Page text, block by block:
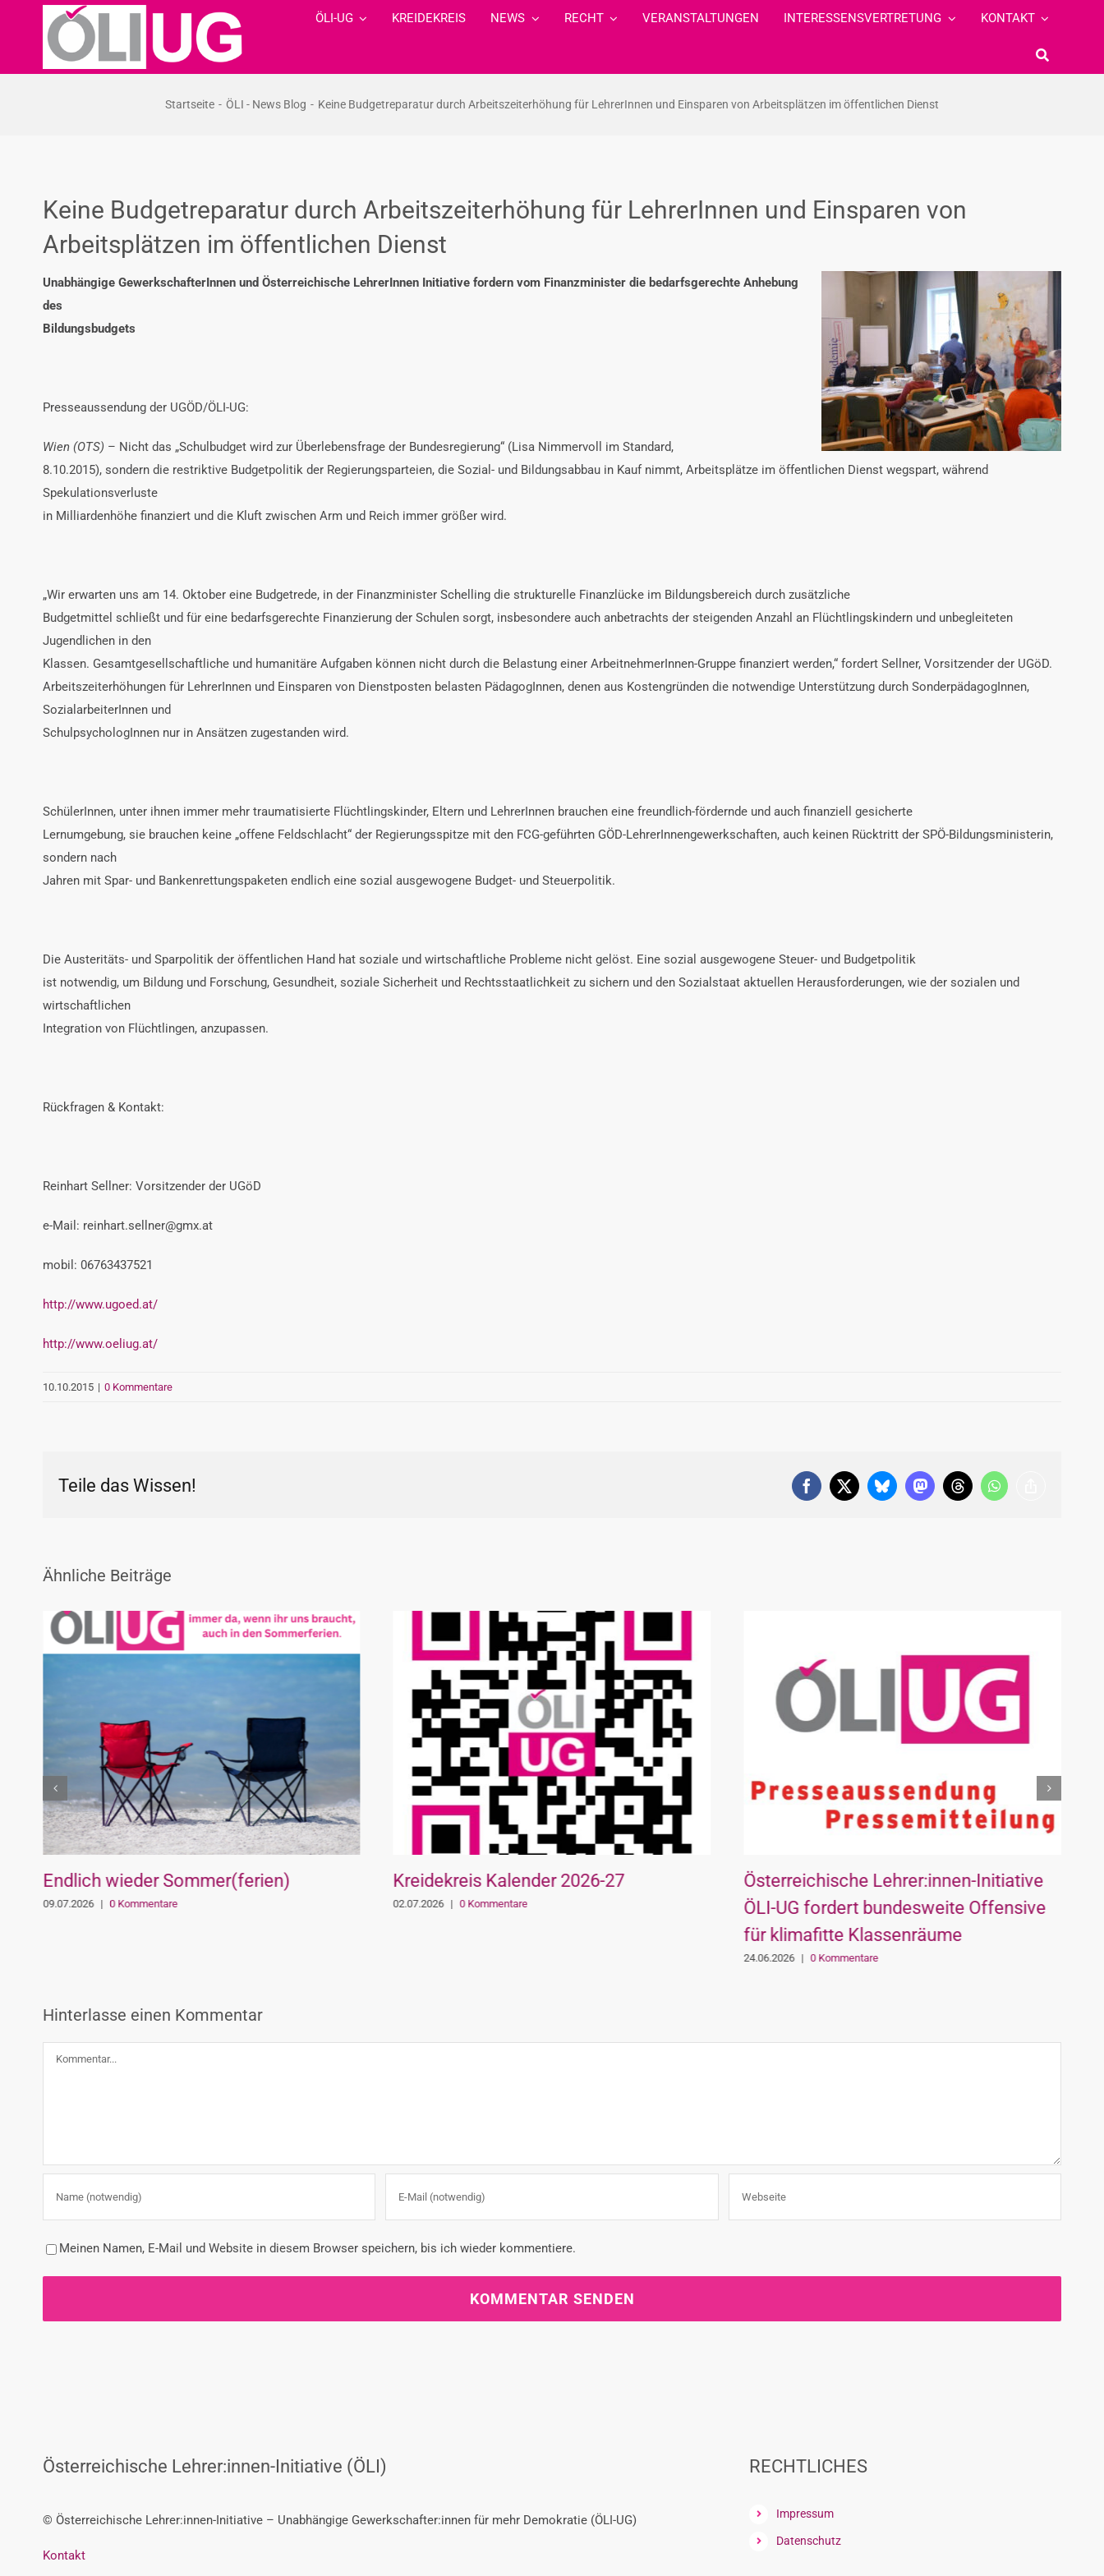
ÖLI-UG KREIDEKREIS NEWS RECHT VERANSTALTUNGEN INTERESSENSVERTRETUNG KONTAKT
Startseite ÖLI - News Blog Keine Budgetreparatur durch Arbeitszeiterhöhung für LehrerInnen und Einsparen von Arbeitsplätzen im öffentlichen Dienst
Keine Budgetreparatur durch Arbeitszeiterhöhung für LehrerInnen und Einsparen von
Arbeitsplätzen im öffentlichen Dienst
Unabhängige GewerkschafterInnen und Österreichische LehrerInnen Initiative fordern vom Finanzminister die bedarfsgerechte Anhebung
des
Bildungsbudgets
Presseaussendung der UGÖD/ÖLI-UG:
Wien (OTS) – Nicht das „Schulbudget wird zur Überlebensfrage der Bundesregierung“ (Lisa Nimmervoll im Standard,
8.10.2015), sondern die restriktive Budgetpolitik der Regierungsparteien, die Sozial- und Bildungsabbau in Kauf nimmt, Arbeitsplätze im öffentlichen Dienst wegspart, während
Spekulationsverluste
in Milliardenhöhe finanziert und die Kluft zwischen Arm und Reich immer größer wird.
„Wir erwarten uns am 14. Oktober eine Budgetrede, in der Finanzminister Schelling die strukturelle Finanzlücke im Bildungsbereich durch zusätzliche
Budgetmittel schließt und für eine bedarfsgerechte Finanzierung der Schulen sorgt, insbesondere auch anbetrachts der steigenden Anzahl an Flüchtlingskindern und unbegleiteten
Jugendlichen in den
Klassen. Gesamtgesellschaftliche und humanitäre Aufgaben können nicht durch die Belastung einer ArbeitnehmerInnen-Gruppe finanziert werden,“ fordert Sellner, Vorsitzender der UGöD.
Arbeitszeiterhöhungen für LehrerInnen und Einsparen von Dienstposten belasten PädagogInnen, denen aus Kostengründen die notwendige Unterstützung durch SonderpädagogInnen,
SozialarbeiterInnen und
SchulpsychologInnen nur in Ansätzen zugestanden wird.
SchülerInnen, unter ihnen immer mehr traumatisierte Flüchtlingskinder, Eltern und LehrerInnen brauchen eine freundlich-fördernde und auch finanziell gesicherte
Lernumgebung, sie brauchen keine „offene Feldschlacht“ der Regierungsspitze mit den FCG-geführten GÖD-LehrerInnengewerkschaften, auch keinen Rücktritt der SPÖ-Bildungsministerin,
sondern nach
Jahren mit Spar- und Bankenrettungspaketen endlich eine sozial ausgewogene Budget- und Steuerpolitik.
Die Austeritäts- und Sparpolitik der öffentlichen Hand hat soziale und wirtschaftliche Probleme nicht gelöst. Eine sozial ausgewogene Steuer- und Budgetpolitik
ist notwendig, um Bildung und Forschung, Gesundheit, soziale Sicherheit und Rechtsstaatlichkeit zu sichern und den Sozialstaat aktuellen Herausforderungen, wie der sozialen und
wirtschaftlichen
Integration von Flüchtlingen, anzupassen.
Rückfragen & Kontakt:
Reinhart Sellner: Vorsitzender der UGöD
e-Mail: reinhart.sellner@gmx.at
mobil: 06763437521
http://www.ugoed.at/
http://www.oeliug.at/
10.10.2015 | 0 Kommentare
Teile das Wissen! Facebook
X BlueskyMastodonThreadsWhatsApp
Ähnliche Beiträge
Endlich wieder Sommer(ferien)
09.07.2026 | 0 Kommentare
Kreidekreis Kalender 2026-27
02.07.2026 | 0 Kommentare
Österreichische Lehrer:innen-Initiative
ÖLI-UG fordert bundesweite Offensive
für klimafitte Klassenräume
24.06.2026 | 0 Kommentare
Hinterlasse einen Kommentar
Kommentar
Meinen Namen, E-Mail und Website in diesem Browser speichern, bis ich wieder kommentiere.
Österreichische Lehrer:innen-Initiative (ÖLI)
© Österreichische Lehrer:innen-Initiative – Unabhängige Gewerkschafter:innen für mehr Demokratie (ÖLI-UG)
Kontakt
RECHTLICHES
Impressum
Datenschutz